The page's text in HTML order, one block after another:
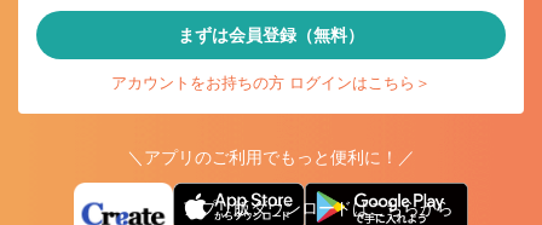
まずは会員登録（無料）
アカウントをお持ちの方 ログインはこちら＞
＼アプリのご利用でもっと便利に！／
アプリ版ダウンロードはこちらから